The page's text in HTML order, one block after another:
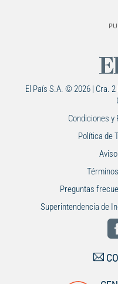
El País S.A. © 2026 | Cra. 2
Condiciones y
Política de
Preguntas
Superintendencia de